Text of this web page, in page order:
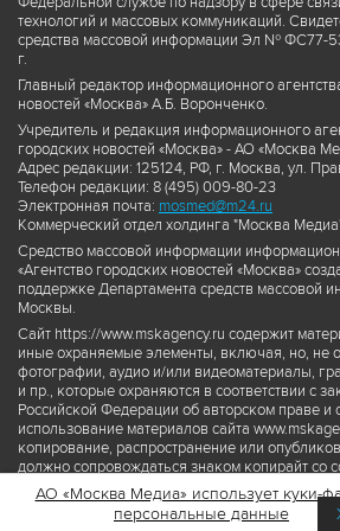
технологий и массовых коммуникаций.
средства массовой информации Эл № ФС77-
г.
Главный редактор информационного
новостей «Москва» А.Б. Воронченко.
Учредитель и редакция информационного
городских новостей «Москва» - АО «Москва
Адрес редакции: 125124, РФ, г. Москва, ул.
Телефон редакции: 8 (495) 009-80-23
Электронная почта: mosmed@m24.ru
Коммерческий отдел холдинга "Москва
Средство массовой информации
«Агентство городских новостей «Москва»
поддержке Департамента средств массовой
Москвы.
Сайт https://www.mskagency.ru содержит
иные охраняемые элементы, включая, но, не
фотографии, аудио и/или видеоматериалы,
и пр., которые охраняются в соответствии с
Российской Федерации об авторском праве
использование материалов сайта
копирование, распространение или
должно сопровождаться знаком копирайт со
правообладателя © АО «Москва Медиа», а
www.mskagency.ru как на первоисточник
материалов сайта www.mskagency.ru не
АО «Москва Медиа» использует куки-
персональные данные